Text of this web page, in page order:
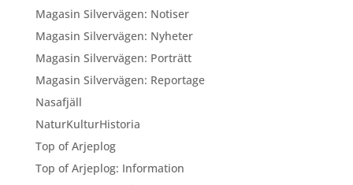
Magasin Silvervägen: Notiser
Magasin Silvervägen: Nyheter
Magasin Silvervägen: Porträtt
Magasin Silvervägen: Reportage
Nasafjäll
NaturKulturHistoria
Top of Arjeplog
Top of Arjeplog: Information